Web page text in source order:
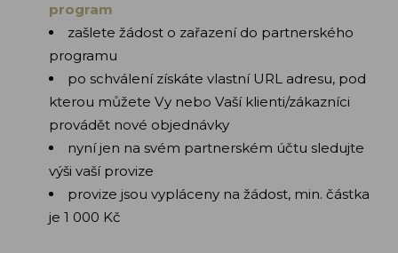
program
zašlete žádost o zařazení do partnerského
programu
po schválení získáte vlastní URL adresu, pod
kterou můžete Vy nebo Vaší klienti/zákazníci
provádět nové objednávky
nyní jen na svém partnerském účtu sledujte
výši vaší provize
provize jsou vypláceny na žádost, min. částka
je 1 000 Kč